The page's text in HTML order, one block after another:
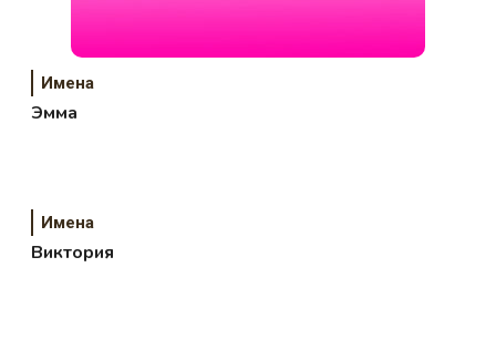
Имена
Эмма
Имена
Виктория